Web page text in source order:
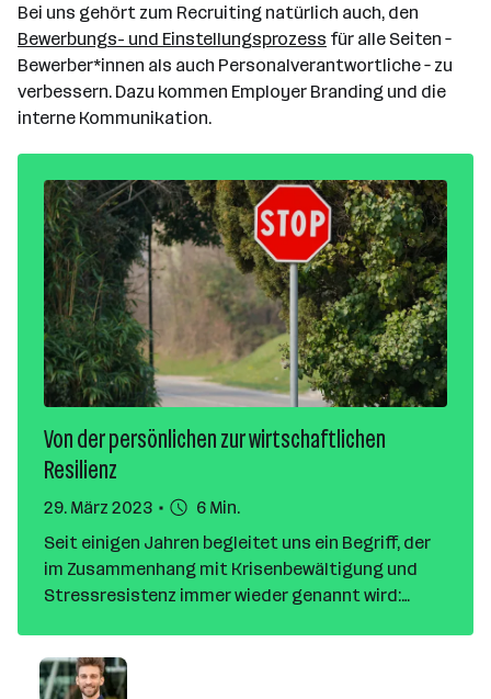
Bei uns gehört zum Recruiting natürlich auch, den
Bewerbungs- und Einstellungsprozess für alle Seiten –
Bewerber*innen als auch Personalverantwortliche – zu
verbessern. Dazu kommen Employer Branding und die
interne Kommunikation.
Von der persönlichen zur wirtschaftlichen
Resilienz
29. März 2023
6 Min.
Seit einigen Jahren begleitet uns ein Begriff, der
im Zusammenhang mit Krisenbewältigung und
Stressresistenz immer wieder genannt wird:
veröffentlicht worden. Kann man Resilienz nur als